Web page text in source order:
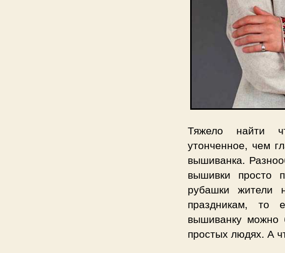
Тяжело найти
утонченное, чем
вышиванка.
вышивки просто
рубашки жители
праздникам, то
вышиванку можно
простых людях. А